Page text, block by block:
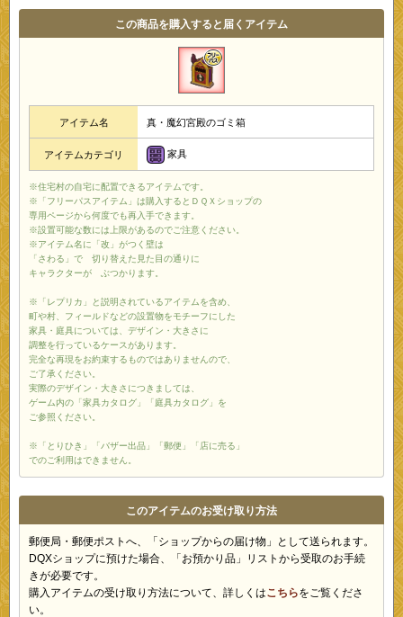
この商品を購入すると届くアイテム
アイテム名 真・魔幻宮殿のゴミ箱
アイテムカテゴリ 家具
※住宅村の自宅に配置できるアイテムです。
※「フリーパスアイテム」は購入するとＤＱＸショップの
専用ページから何度でも再入手できます。
※設置可能な数には上限があるのでご注意ください。
※アイテム名に「改」がつく壁は
「さわる」で 切り替えた見た目の通りに
キャラクターが ぶつかります。
※「レプリカ」と説明されているアイテムを含め、
町や村、フィールドなどの設置物をモチーフにした
家具・庭具については、デザイン・大きさに
調整を行っているケースがあります。
完全な再現をお約束するものではありませんので、
ご了承ください。
実際のデザイン・大きさにつきましては、
ゲーム内の「家具カタログ」「庭具カタログ」を
ご参照ください。
※「とりひき」「バザー出品」「郵便」「店に売る」
でのご利用はできません。
このアイテムのお受け取り方法
郵便局・郵便ポストへ、「ショップからの届け物」として送られます。
DQXショップに預けた場合、「お預かり品」リストから受取のお手続
きが必要です。
購入アイテムの受け取り方法について、詳しくはこちらをご覧くださ
い。